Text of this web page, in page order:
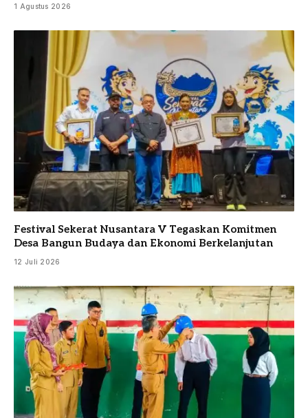
1 Agustus 2026
Festival Sekerat Nusantara V Tegaskan Komitmen
Desa Bangun Budaya dan Ekonomi Berkelanjutan
12 Juli 2026